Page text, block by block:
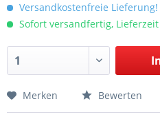
Versandkostenfreie Lieferung!
Sofort versandfertig, Lieferzeit
Merken Bewerten